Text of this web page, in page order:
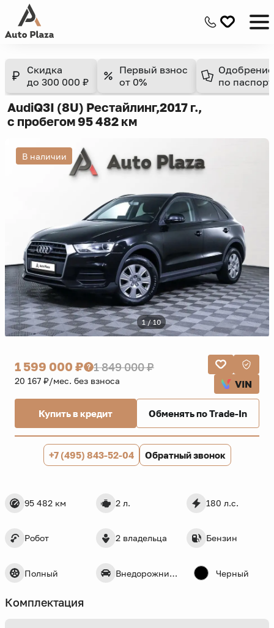
Скидка
до 300 000 ₽
Первый взнос
от 0%
Одобрение
по
AudiQ3I (8U) Рестайлинг,2017 г.,
с пробегом 95 482 км
В наличии
1 / 10
95 482 км 2 л. 180 л.с.
Робот 2 владельца Бензин
Полный Внедорожник 5 дв. Черный
1 599 000 ₽ 1 849 000 ₽
20 167 ₽/мес. без взноса VIN
Купить в кредит Обменять по Trade-In
+7 (495) 843-52-04 Обратный звонок
Комплектация